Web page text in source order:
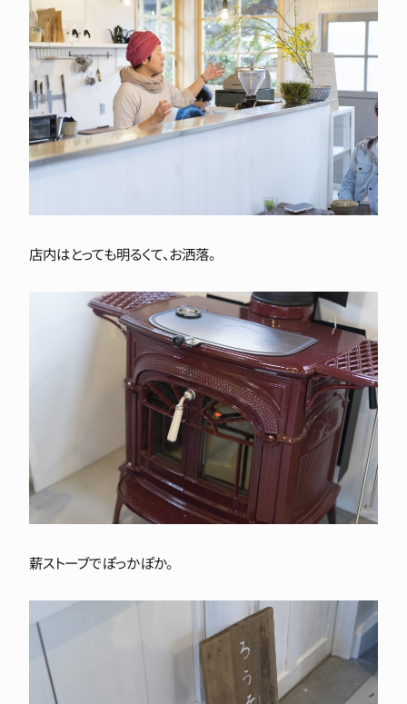
店内はとっても明るくて、お洒落。
薪ストーブでぽっかぽか。